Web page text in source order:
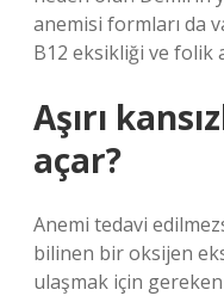
anemisi formları da
B12 eksikliği ve folik
Aşırı
açar?
Anemi tedavi
bilinen bir oksijen
ulaşmak için